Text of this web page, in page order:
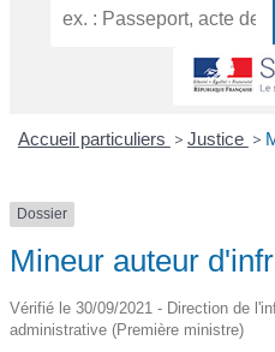
Accueil particuliers > Justice >
Dossier
Mineur auteur
Vérifié le 30/09/2021 - Direction de
administrative (Première ministre)